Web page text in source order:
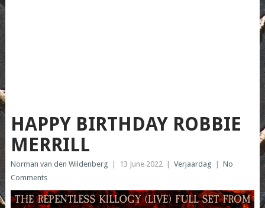
HAPPY BIRTHDAY ROBBIE
MERRILL
Norman van den Wildenberg 13 June 2022 Verjaardag
No
Comments